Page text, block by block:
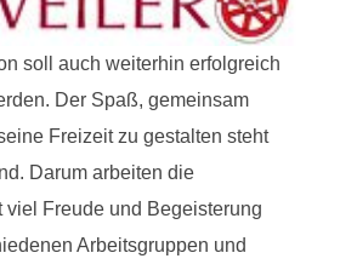
soll auch weiterhin erfolgreich
Der Spaß, gemeinsam
Freizeit zu gestalten steht
Darum arbeiten die
viel Freude und Begeisterung
Arbeitsgruppen und